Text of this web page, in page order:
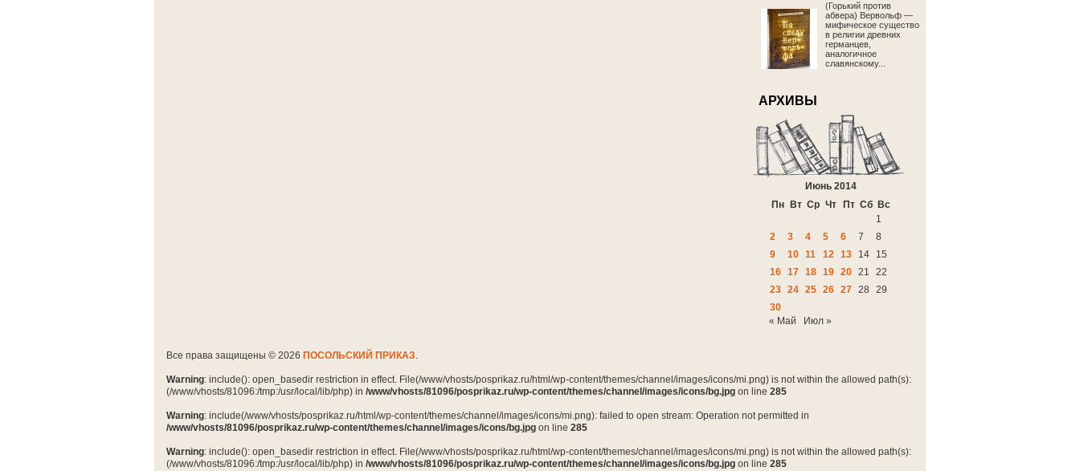
(Горький против
абвера) Вервольф —
мифическое существо
в религии древних
германцев,
аналогичное
славянскому...
АРХИВЫ
Июнь 2014
Пн
Вт Ср Чт Пт Сб Вс
1
2
3 4 5 6 7
8
9
10 11 12 13 14
15
16 17 18 19 20 21
22
23 24 25 26 27 28
29
30
« Май
Июл »
Все права защищены © 2026 ПОСОЛЬСКИЙ ПРИКАЗ.
Warning: include(): open_basedir restriction in effect. File(/www/vhosts/posprikaz.ru/html/wp-content/themes/channel/images/icons/mi.png) is not within the allowed path(s):
(/www/vhosts/81096:/tmp:/usr/local/lib/php) in /www/vhosts/81096/posprikaz.ru/wp-content/themes/channel/images/icons/bg.jpg on line 285
Warning: include(/www/vhosts/posprikaz.ru/html/wp-content/themes/channel/images/icons/mi.png): failed to open stream: Operation not permitted in
/www/vhosts/81096/posprikaz.ru/wp-content/themes/channel/images/icons/bg.jpg on line 285
Warning: include(): open_basedir restriction in effect. File(/www/vhosts/posprikaz.ru/html/wp-content/themes/channel/images/icons/mi.png) is not within the allowed path(s):
(/www/vhosts/81096:/tmp:/usr/local/lib/php) in /www/vhosts/81096/posprikaz.ru/wp-content/themes/channel/images/icons/bg.jpg on line 285